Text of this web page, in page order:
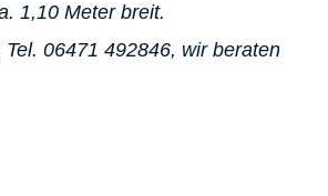
1,10 Meter breit.
Tel. 06471 492846, wir beraten